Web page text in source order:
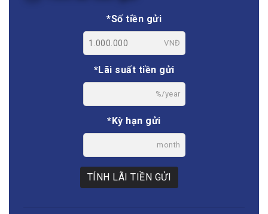
*Số tiền gửi
VNĐ
*Lãi suất tiền gửi
%/year
*Kỳ hạn gửi
month
TÍNH LÃI TIỀN GỬI